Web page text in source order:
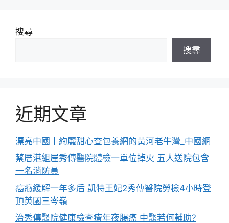
搜尋
搜尋
近期文章
漂亮中國丨絢麗甜心查包養網的黃河老牛灣_中國網
蔡厝港組屋秀傳醫院體檢一單位掉火 五人送院包含
一名消防員
癌癥緩解一年多后 凱特王妃2秀傳醫院勞檢4小時登
頂英國三岑嶺
治秀傳醫院健康檢查療年夜腸癌 中醫若何輔助?